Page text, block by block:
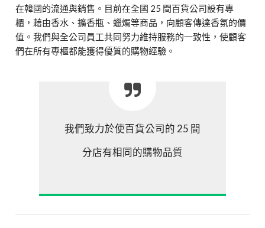
在韓國的流通與銷售。目前在全國 25 間百貨公司設有專
櫃，藉由香水、擴香瓶、蠟燭等商品，向顧客傳達香氛的價
值。我們與全公司員工共同努力維持服務的一致性，使顧客
們在所有專櫃都能獲得優質的購物經驗。
我們致力於使百貨公司的 25 間
分店有相同的購物品質